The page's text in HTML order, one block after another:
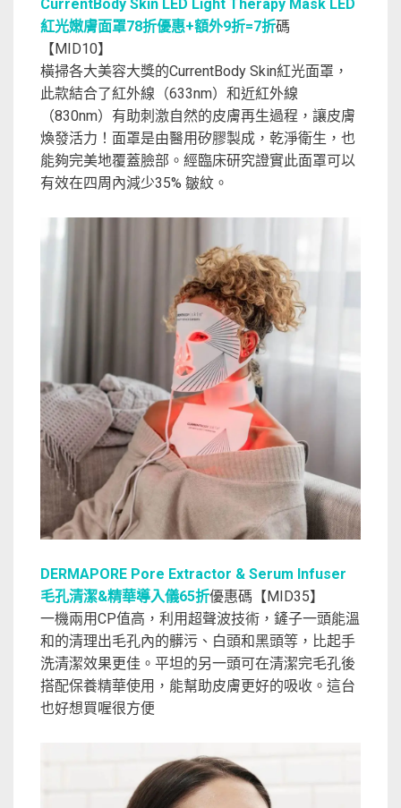
CurrentBody Skin LED Light Therapy Mask LED
紅光嫩膚面罩78折優惠+額外9折=7折碼
【MID10】
橫掃各大美容大獎的CurrentBody Skin紅光面罩，
此款結合了紅外線（633nm）和近紅外線
（830nm）有助刺激自然的皮膚再生過程，讓皮膚
煥發活力！面罩是由醫用矽膠製成，乾淨衛生，也
能夠完美地覆蓋臉部。經臨床研究證實此面罩可以
有效在四周內減少35% 皺紋。
DERMAPORE Pore Extractor & Serum Infuser
毛孔清潔&精華導入儀65折優惠碼【MID35】
一機兩用CP值高，利用超聲波技術，鏟子一頭能溫
和的清理出毛孔內的髒污、白頭和黑頭等，比起手
洗清潔效果更佳。平坦的另一頭可在清潔完毛孔後
搭配保養精華使用，能幫助皮膚更好的吸收。這台
也好想買喔很方便